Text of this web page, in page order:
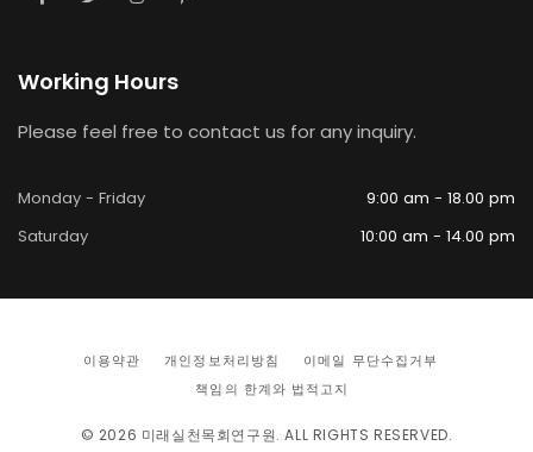
Working Hours
Please feel free to contact us for any inquiry.
Monday - Friday
9:00 am - 18.00 pm
Saturday
10:00 am - 14.00 pm
이용약관 개인정보처리방침
이메일 무단수집거부
책임의 한계와 법적고지
© 2026 미래실천목회연구원. ALL RIGHTS RESERVED.